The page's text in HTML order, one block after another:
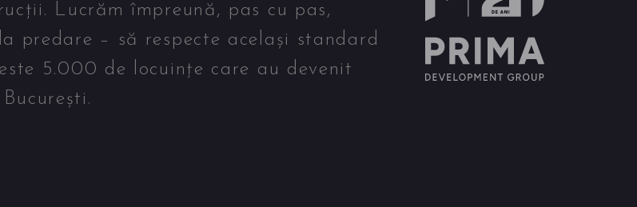
Lucrăm împreună, pas cu pas,
predare – să respecte același standard
5.000 de locuințe care au devenit